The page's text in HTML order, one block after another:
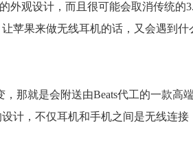
外观设计，而且很可能会取消传统的
让苹果来做无线耳机的话，又会遇到什
那就是会附送由Beats代工的一款高
计，不仅耳机和手机之间是无线连